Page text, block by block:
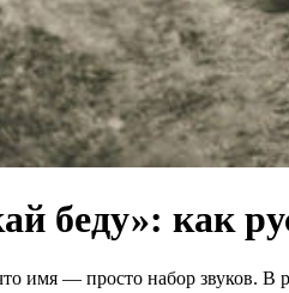
беду»: как
имя — просто набор звуков. В